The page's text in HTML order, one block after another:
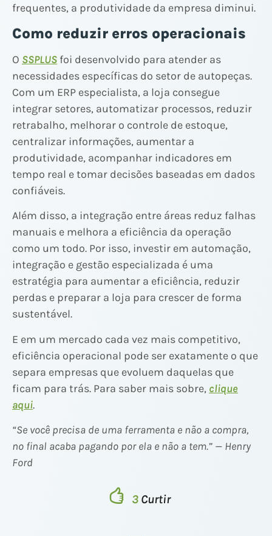
frequentes, a produtividade da empresa diminui.
Como reduzir erros operacionais
O SSPLUS foi desenvolvido para atender as
necessidades específicas do setor de autopeças.
Com um ERP especialista, a loja consegue
integrar setores, automatizar processos, reduzir
retrabalho, melhorar o controle de estoque,
centralizar informações, aumentar a
produtividade, acompanhar indicadores em
tempo real e tomar decisões baseadas em dados
confiáveis.
Além disso, a integração entre áreas reduz falhas
manuais e melhora a eficiência da operação
como um todo. Por isso, investir em automação,
integração e gestão especializada é uma
estratégia para aumentar a eficiência, reduzir
perdas e preparar a loja para crescer de forma
sustentável.
E em um mercado cada vez mais competitivo,
eficiência operacional pode ser exatamente o que
separa empresas que evoluem daquelas que
ficam para trás. Para saber mais sobre, clique
aqui.
“Se você precisa de uma ferramenta e não a compra,
no final acaba pagando por ela e não a tem.” — Henry
Ford
3 Curtir